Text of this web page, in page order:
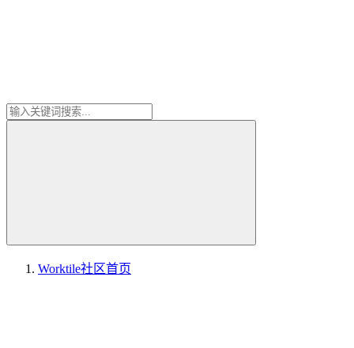
Worktile社区首页